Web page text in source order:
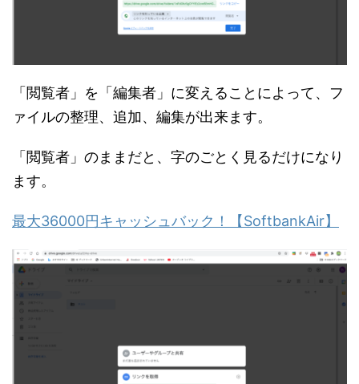
「閲覧者」を「編集者」に変えることによって、フ
ァイルの整理、追加、編集が出来ます。
「閲覧者」のままだと、字のごとく見るだけになり
ます。
最大36000円キャッシュバック！【SoftbankAir】